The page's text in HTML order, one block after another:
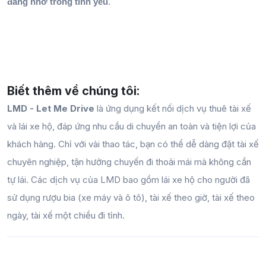
đáng nhớ trong tình yêu.
Biết thêm về chúng tôi:
LMD - Let Me Drive là ứng dụng kết nối dịch vụ thuê tài xế
và lái xe hộ, đáp ứng nhu cầu di chuyển an toàn và tiện lợi của
khách hàng. Chỉ với vài thao tác, bạn có thể dễ dàng đặt tài xế
chuyên nghiệp, tận hưởng chuyến đi thoải mái mà không cần
tự lái. Các dịch vụ của LMD bao gồm lái xe hộ cho người đã
sử dụng rượu bia (xe máy và ô tô), tài xế theo giờ, tài xế theo
ngày, tài xế một chiều đi tỉnh.